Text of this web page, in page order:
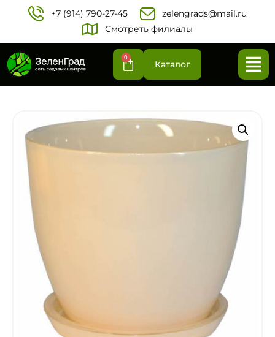
+7 (914) 790-27-45‬
zelengrads@mail.ru
Смотреть филиалы
0
Каталог